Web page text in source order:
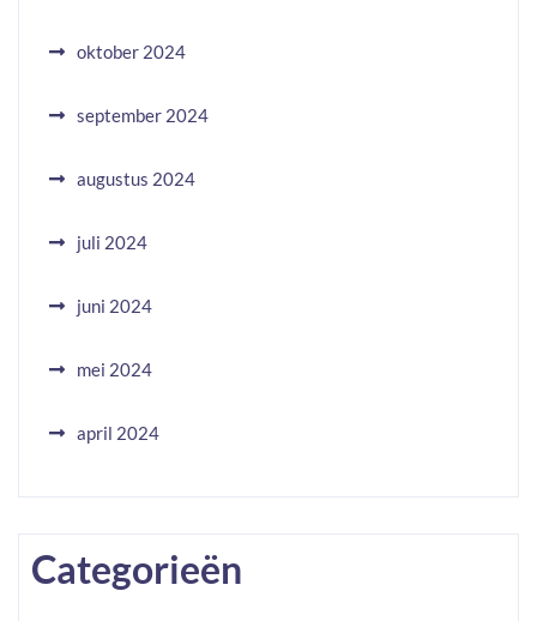
oktober 2024
september 2024
augustus 2024
juli 2024
juni 2024
mei 2024
april 2024
Categorieën